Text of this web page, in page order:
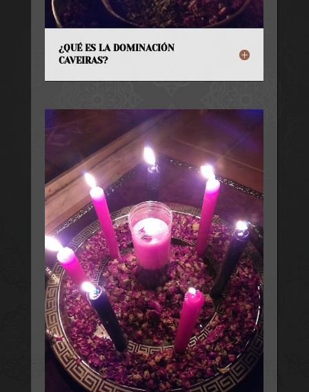
¿QUÉ ES LA DOMINACIÓN
CAVEIRAS?